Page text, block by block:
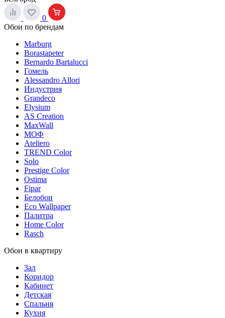
0
Обои по брендам
Marburg
Borastapeter
Bernardo Bartalucci
Гомель
Alessandro Allori
Индустрия
Grandeco
Elysium
AS Creation
MaxWall
МОФ
Ateliero
TREND Color
Solo
Prestige Color
Ostima
Fipar
Белобои
Eco Wallpaper
Палитра
Home Color
Rasch
Обои в квартиру
Зал
Коридор
Кабинет
Детская
Спальня
Кухня